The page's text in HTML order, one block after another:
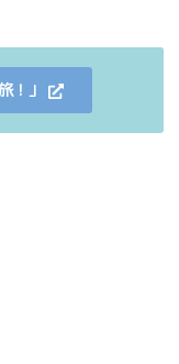
！」